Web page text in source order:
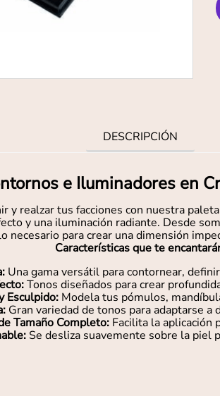
DESCRIPCIÓN
e Iluminadores en
y realzar tus facciones con nuestra
y una iluminación radiante. Desde
necesario para crear una dimensión
Características que te
Una gama versátil para contornear,
Tonos diseñados para crear
Esculpido: Modela tus pómulos,
Gran variedad de tonos para adaptarse
Tamaño Completo: Facilita la aplicación
Se desliza suavemente sobre la piel